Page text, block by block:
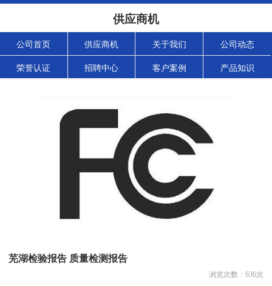
供应商机
公司首页 供应商机 关于我们 公司动态
荣誉认证 招聘中心 客户案例 产品知识
芜湖检验报告 质量检测报告
浏览次数： 636次